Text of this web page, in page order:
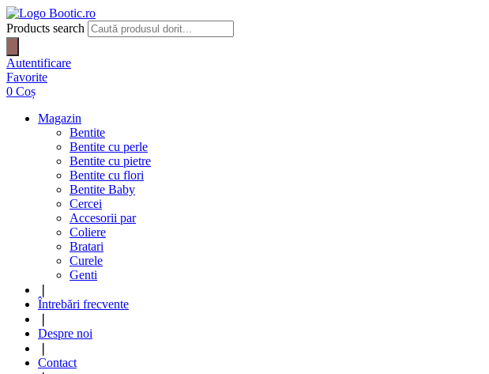
Products search
Autentificare
Favorite
0 Coș
Magazin
Bentite
Bentite cu perle
Bentite cu pietre
Bentite cu flori
Bentite Baby
Cercei
Accesorii par
Coliere
Bratari
Curele
Genti
Întrebări frecvente
Despre noi
Contact